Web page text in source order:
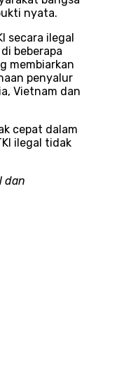
nyata.
secara ilegal
beberapa
membiarkan
penyalur
Vietnam dan
cepat dalam
ilegal tidak
dan